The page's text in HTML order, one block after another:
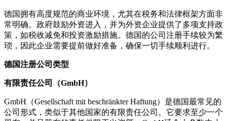
德国拥有高度规范的商业环境，尤其在税务和法律框架方面非
常明确。政府鼓励外资进入，并为外资企业提供了多项支持政
策，如税收减免和投资激励措施。德国的公司注册手续较为繁
琐，因此企业需要提前做好准备，确保一切手续顺利进行。
德国注册公司类型
有限责任公司（GmbH）
GmbH（Gesellschaft mit beschränkter Haftung）是德国最常见的
公司形式，类似于其他国家的有限责任公司。它要求至少一个